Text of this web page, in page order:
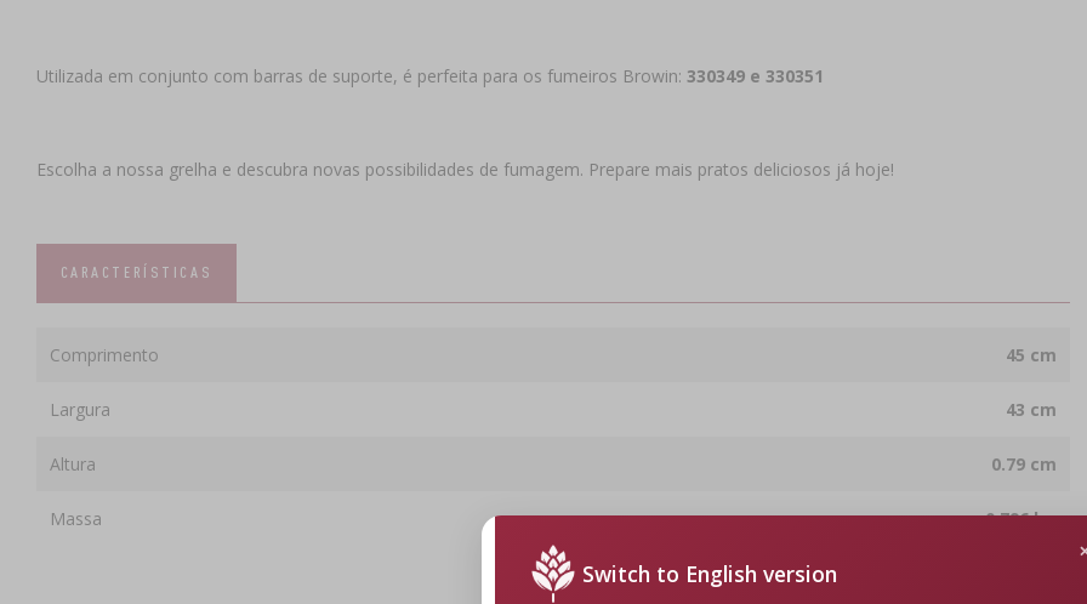
Utilizada em conjunto com barras de suporte, é perfeita para os fumeiros Browin: 330349 e 330351
Escolha a nossa grelha e descubra novas possibilidades de fumagem. Prepare mais pratos deliciosos já hoje!
CARACTERÍSTICAS
Comprimento 45 cm
Largura 43 cm
Altura 0.79 cm
Massa 0.796 kg
Switch to English version